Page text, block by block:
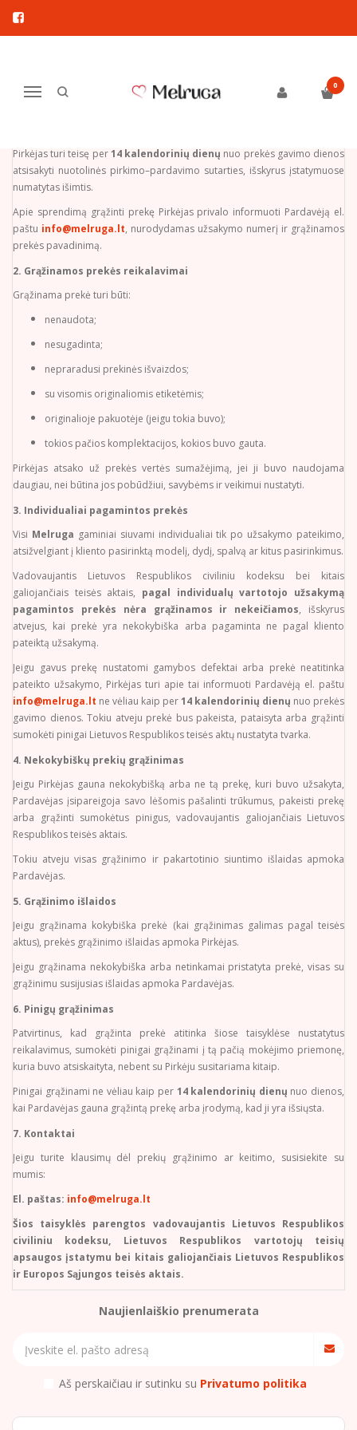
Navigacija
0
PREKIŲ GRĄŽINIMAS IR KEITIMAS
Pirkėjas turi teisę per14 kalendorinių dienų nuo prekės gavimo dienos
atsisakyti nuotolinės pirkimo–pardavimo sutarties, išskyrus įstatymuose
numatytas išimtis.
Apie sprendimą grąžinti prekę Pirkėjas privalo informuoti Pardavėją el.
paštu info@melruga.lt, nurodydamas užsakymo numerį ir grąžinamos
prekės pavadinimą.
2. Grąžinamos prekės reikalavimai
Grąžinama prekė turi būti:
nenaudota;
nesugadinta;
nepraradusi prekinės išvaizdos;
su visomis originaliomis etiketėmis;
originalioje pakuotėje (jeigu tokia buvo);
tokios pačios komplektacijos, kokios buvo gauta.
Pirkėjas atsako už prekės vertės sumažėjimą, jei ji buvo naudojama
daugiau, nei būtina jos pobūdžiui, savybėms ir veikimui nustatyti.
3. Individualiai pagamintos prekės
Visi Melruga gaminiai siuvami individualiai tik po užsakymo pateikimo,
atsižvelgiant į kliento pasirinktą modelį, dydį, spalvą ar kitus pasirinkimus.
Vadovaujantis Lietuvos Respublikos civiliniu kodeksu bei kitais
galiojančiais teisės aktais, pagal individualų vartotojo užsakymą
pagamintos prekės nėra grąžinamos ir nekeičiamos, išskyrus
atvejus, kai prekė yra nekokybiška arba pagaminta ne pagal kliento
pateiktą užsakymą.
Jeigu gavus prekę nustatomi gamybos defektai arba prekė neatitinka
pateikto užsakymo, Pirkėjas turi apie tai informuoti Pardavėją el. paštu
info@melruga.lt ne vėliau kaip per14 kalendorinių dienų nuo prekės
gavimo dienos. Tokiu atveju prekė bus pakeista, pataisyta arba grąžinti
sumokėti pinigai Lietuvos Respublikos teisės aktų nustatyta tvarka.
4. Nekokybiškų prekių grąžinimas
Jeigu Pirkėjas gauna nekokybišką arba ne tą prekę, kuri buvo užsakyta,
Pardavėjas įsipareigoja savo lėšomis pašalinti trūkumus, pakeisti prekę
arba grąžinti sumokėtus pinigus, vadovaujantis galiojančiais Lietuvos
Respublikos teisės aktais.
Tokiu atveju visas grąžinimo ir pakartotinio siuntimo išlaidas apmoka
Pardavėjas.
5. Grąžinimo išlaidos
Jeigu grąžinama kokybiška prekė (kai grąžinimas galimas pagal teisės
aktus), prekės grąžinimo išlaidas apmoka Pirkėjas.
Jeigu grąžinama nekokybiška arba netinkamai pristatyta prekė, visas su
grąžinimu susijusias išlaidas apmoka Pardavėjas.
6. Pinigų grąžinimas
Patvirtinus, kad grąžinta prekė atitinka šiose taisyklėse nustatytus
reikalavimus, sumokėti pinigai grąžinami į tą pačią mokėjimo priemonę,
kuria buvo atsiskaityta, nebent su Pirkėju susitariama kitaip.
Pinigai grąžinami ne vėliau kaip per 14 kalendorinių dienų nuo dienos,
kai Pardavėjas gauna grąžintą prekę arba įrodymą, kad ji yra išsiųsta.
7. Kontaktai
Jeigu turite klausimų dėl prekių grąžinimo ar keitimo, susisiekite su
mumis:
El. paštas: info@melruga.lt
Šios taisyklės parengtos vadovaujantis Lietuvos Respublikos
civiliniu kodeksu, Lietuvos Respublikos vartotojų teisių
apsaugos įstatymu bei kitais galiojančiais Lietuvos Respublikos
ir Europos Sąjungos teisės aktais.
Naujienlaiškio prenumerata
Aš perskaičiau ir sutinku su Privatumo politika